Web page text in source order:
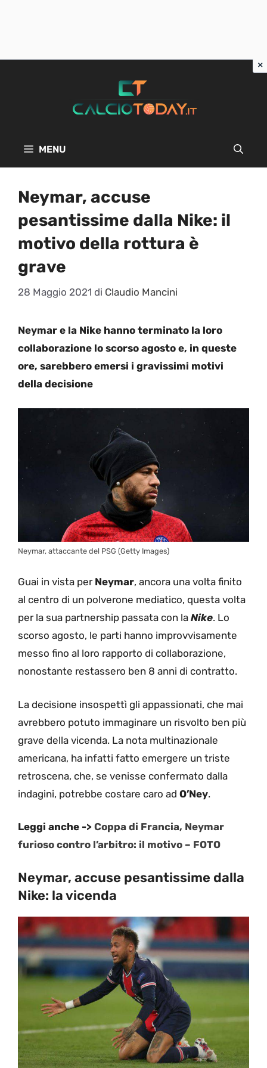
MENU
Neymar, accuse
pesantissime dalla Nike: il
motivo della rottura è
grave
28 Maggio 2021 di Claudio Mancini
Neymar e la Nike hanno terminato la loro
collaborazione lo scorso agosto e, in queste
ore, sarebbero emersi i gravissimi motivi
della decisione
Neymar, attaccante del PSG (Getty Images)
Guai in vista per Neymar, ancora una volta finito
al centro di un polverone mediatico, questa volta
per la sua partnership passata con la Nike. Lo
scorso agosto, le parti hanno improvvisamente
messo fino al loro rapporto di collaborazione,
nonostante restassero ben 8 anni di contratto.
La decisione insospettì gli appassionati, che mai
avrebbero potuto immaginare un risvolto ben più
grave della vicenda. La nota multinazionale
americana, ha infatti fatto emergere un triste
retroscena, che, se venisse confermato dalla
indagini, potrebbe costare caro ad O’Ney.
Leggi anche -> Coppa di Francia, Neymar
furioso contro l’arbitro: il motivo – FOTO
Neymar, accuse pesantissime dalla
Nike: la vicenda